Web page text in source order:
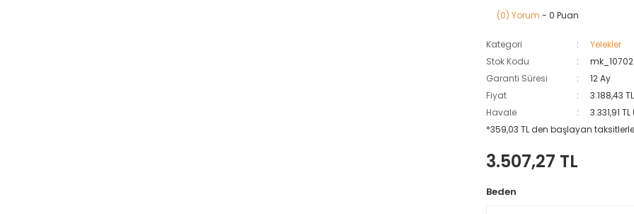
(0) Yorum - 0 Puan
Kategori
Yelekler
Stok Kodu
Garanti Süresi
12 Ay
Fiyat
3.188,43
Havale
3.331,91
*359,03 TL den başlayan
3.507,27 TL
Beden